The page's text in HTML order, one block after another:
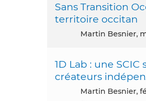
Sans Transition
territoire occitan
Martin Besnier,
1D Lab : une
créateurs
Martin Besnier,